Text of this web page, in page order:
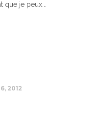
je peux...
2012